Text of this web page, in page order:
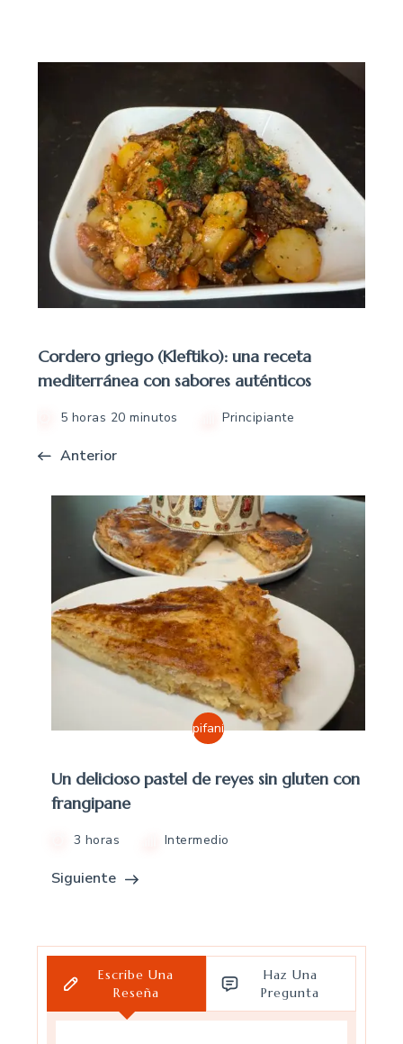
Cordero griego (Kleftiko): una receta
mediterránea con sabores auténticos
5 horas 20 minutos Principiante
Anterior
Epifanía
Un delicioso pastel de reyes sin gluten con
frangipane
3 horas Intermedio
Siguiente
Escribe Una
Reseña
Haz Una
Pregunta